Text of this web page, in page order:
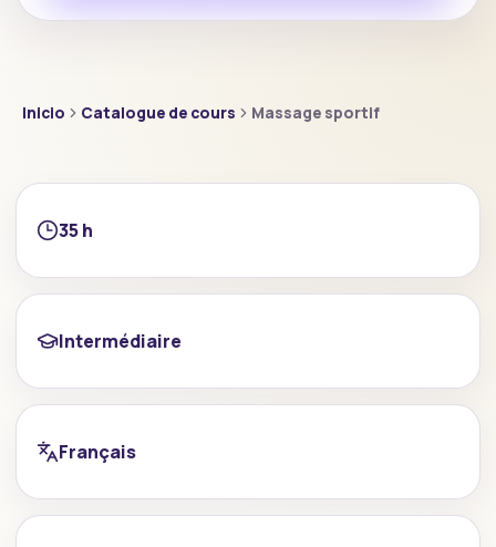
Inicio Catalogue de cours Massage sportif
35 h
Intermédiaire
Français